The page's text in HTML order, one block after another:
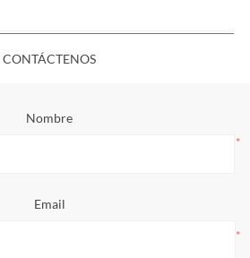
CONTÁCTENOS
Nombre
*
Email
*